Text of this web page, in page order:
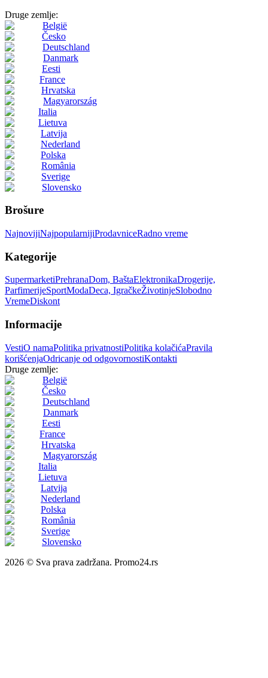
Druge zemlje:
België
Česko
Deutschland
Danmark
Eesti
France
Hrvatska
Magyarország
Italia
Lietuva
Latvija
Nederland
Polska
România
Sverige
Slovensko
Brošure
NajnovijiNajpopularnijiProdavniceRadno vreme
Kategorije
SupermarketiPrehranaDom, BaštaElektronikaDrogerije,
ParfimerijeSportModaDeca, IgračkeŽivotinjeSlobodno
VremeDiskont
Informacije
VestiO namaPolitika privatnostiPolitika kolačićaPravila
korišćenjaOdricanje od odgovornostiKontakti
Druge zemlje:
België
Česko
Deutschland
Danmark
Eesti
France
Hrvatska
Magyarország
Italia
Lietuva
Latvija
Nederland
Polska
România
Sverige
Slovensko
2026 © Sva prava zadržana. Promo24.rs